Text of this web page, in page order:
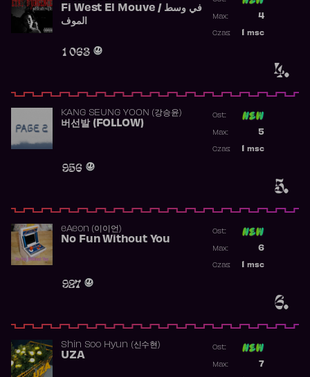
4.
Fi West El Mouve / في وسط
الموف
1 063
4
Max:
msc
Czas:
5.
KANG SEUNG YOON (강승윤)
버선발 (FOLLOW)
956
Ost:
5
Max:
msc
Czas:
6.
​eAeon (이이언)
No Fun Without You
927
Ost:
6
Max:
msc
Czas:
Shin Soo Hyun (신수현)
UZA
Ost:
7
Max: